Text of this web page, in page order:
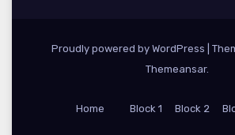
Proudly powered by WordPress
Themeansar.
Home Block 1 Block 2